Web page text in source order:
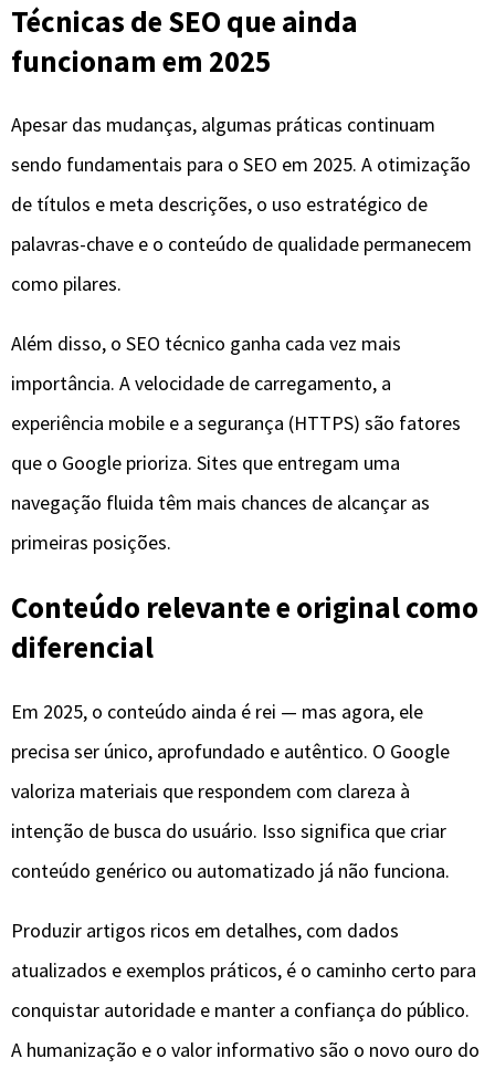
Técnicas de SEO que ainda
funcionam em 2025
Apesar das mudanças, algumas práticas continuam
sendo fundamentais para o SEO em 2025. A otimização
de títulos e meta descrições, o uso estratégico de
palavras-chave e o conteúdo de qualidade permanecem
como pilares.
Além disso, o SEO técnico ganha cada vez mais
importância. A velocidade de carregamento, a
experiência mobile e a segurança (HTTPS) são fatores
que o Google prioriza. Sites que entregam uma
navegação fluida têm mais chances de alcançar as
primeiras posições.
Conteúdo relevante e original como
diferencial
Em 2025, o conteúdo ainda é rei — mas agora, ele
precisa ser único, aprofundado e autêntico. O Google
valoriza materiais que respondem com clareza à
intenção de busca do usuário. Isso significa que criar
conteúdo genérico ou automatizado já não funciona.
Produzir artigos ricos em detalhes, com dados
atualizados e exemplos práticos, é o caminho certo para
conquistar autoridade e manter a confiança do público.
A humanização e o valor informativo são o novo ouro do